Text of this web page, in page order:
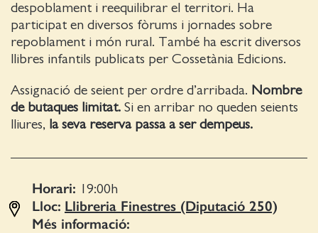
despoblament i reequilibrar el territori. Ha
participat en diversos fòrums i jornades sobre
repoblament i món rural. També ha escrit diversos
llibres infantils publicats per Cossetània Edicions.
Assignació de seient per ordre d’arribada. Nombre
de butaques limitat. Si en arribar no queden seients
lliures, la seva reserva passa a ser dempeus.
Horari: 19:00 h
Lloc: Llibreria Finestres (Diputació 250)
Més informació: